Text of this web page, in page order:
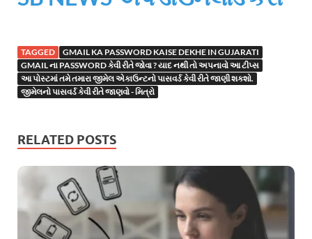
TAGGED
GMAIL KA PASSWORD KAISE DEKHE IN GUJARATI
GMAIL ના PASSWORD કેવી રીતે જોવા ? યાદ નથી તો અપનાવો આ ટીપ્સ
આ પોસ્ટમાં તમે તમારા જીમેલ એકાઉન્ટનો પાસવર્ડ કેવી રીતે જાણી શકશો.
જીમેલનો પાસવર્ડ કેવી રીતે જાણવો - મિત્રો
RELATED POSTS